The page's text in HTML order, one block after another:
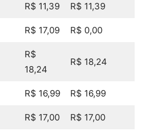
R$ 11,39 R$ 11,39
R$ 17,09 R$ 0,00
R$
18,24
R$ 18,24
R$ 16,99 R$ 16,99
R$ 17,00 R$ 17,00